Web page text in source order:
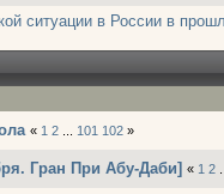
ситуации в России в
« 1 2 101 102 »
Гран При Абу-Даби] « 1 2